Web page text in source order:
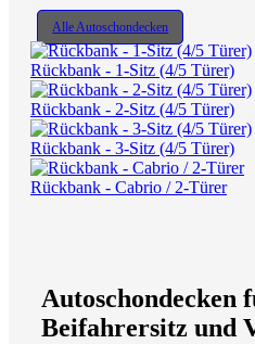
Alle Autoschondecken
Rückbank - 1-Sitz (4/5 Türer)
Rückbank - 2-Sitz (4/5 Türer)
Rückbank - 3-Sitz (4/5 Türer)
Rückbank - Cabrio / 2-Türer
Beifahrersitz und